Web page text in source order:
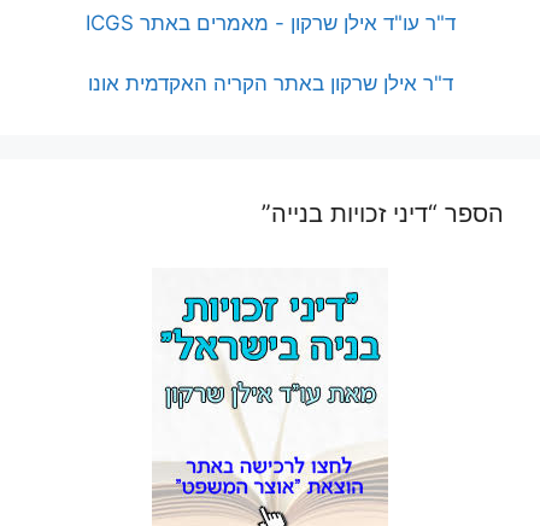
ד"ר עו"ד אילן שרקון - מאמרים באתר ICGS
ד"ר אילן שרקון באתר הקריה האקדמית אונו
הספר “דיני זכויות בנייה”